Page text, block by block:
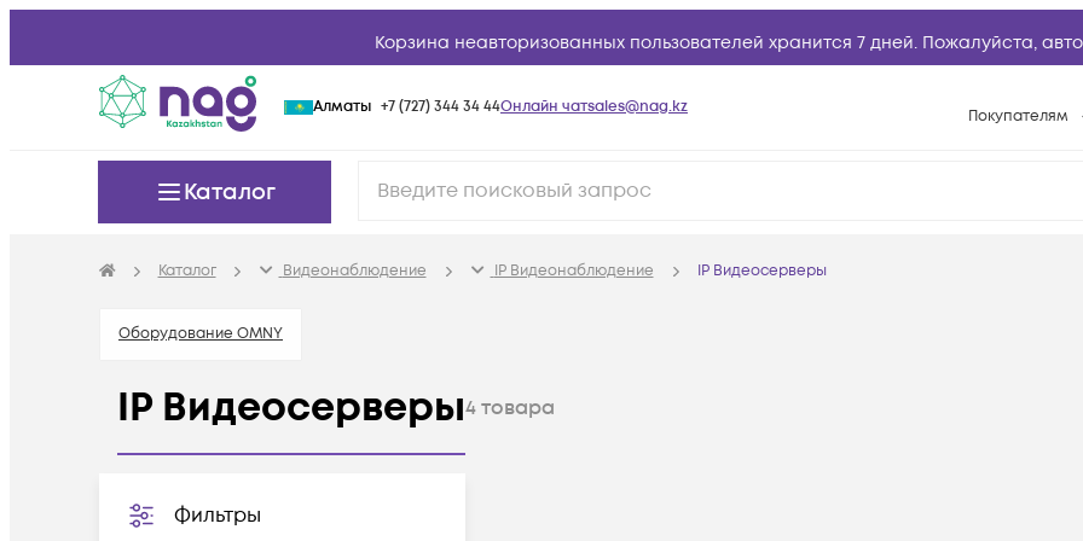
Корзина неавторизованных пользователей хранится 7 дней. Пожалуйста,
Алматы +7 (727) 344 34 44Онлайн чатsales@nag.kz Покупателям
Каталог
Каталог Видеонаблюдение IP Видеонаблюдение IP Видеосерверы
Оборудование OMNY
IP Видеосерверы4товара
Фильтры